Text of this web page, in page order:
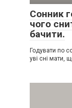
Сонник
чого
бачити.
Годувати по
уві сні мати,